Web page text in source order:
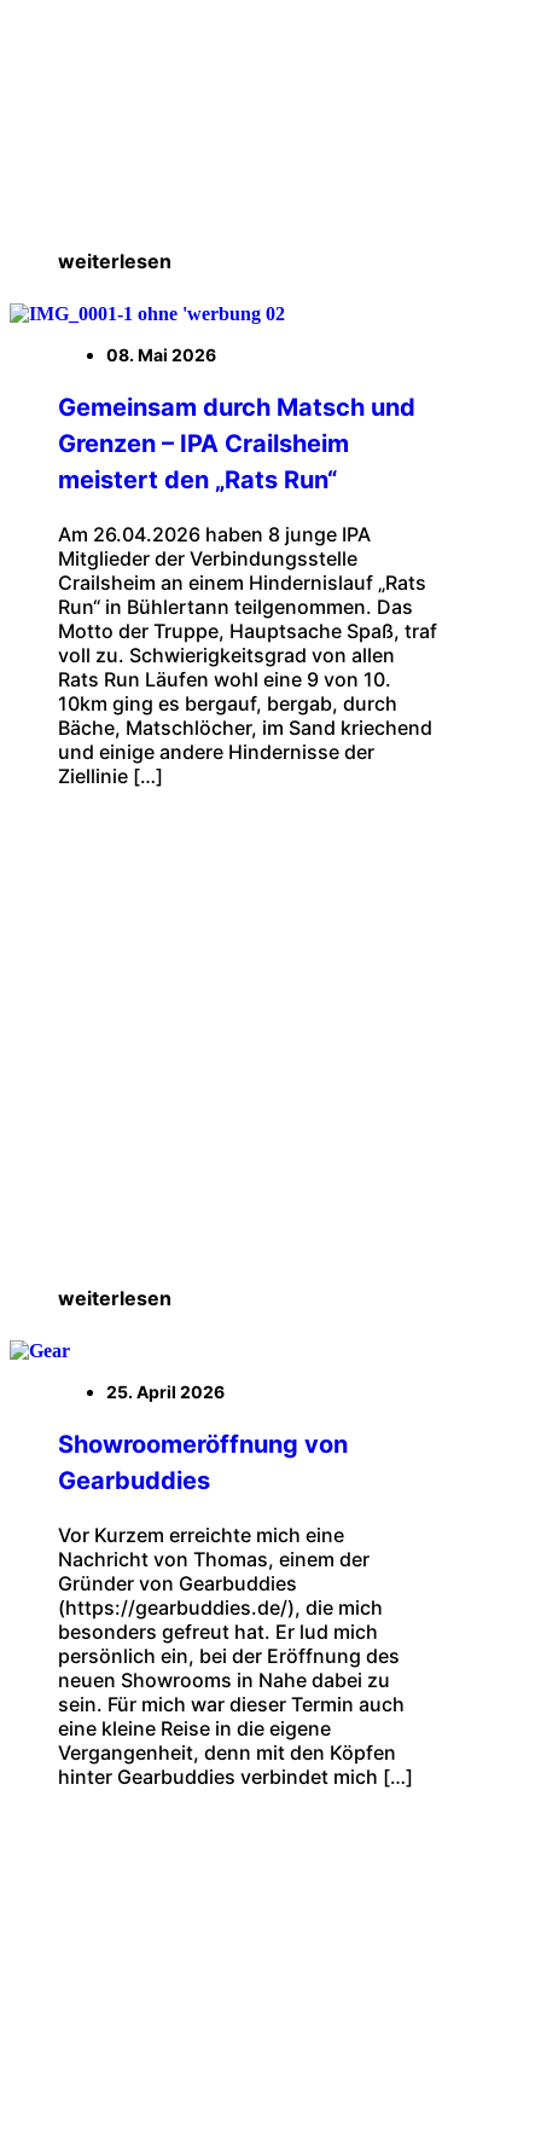
weiterlesen
08. Mai 2026
Gemeinsam durch Matsch und
Grenzen – IPA Crailsheim
meistert den „Rats Run“
Am 26.04.2026 haben 8 junge IPA
Mitglieder der Verbindungsstelle
Crailsheim an einem Hindernislauf „Rats
Run“ in Bühlertann teilgenommen. Das
Motto der Truppe, Hauptsache Spaß, traf
voll zu. Schwierigkeitsgrad von allen
Rats Run Läufen wohl eine 9 von 10.
10km ging es bergauf, bergab, durch
Bäche, Matschlöcher, im Sand kriechend
und einige andere Hindernisse der
Ziellinie […]
weiterlesen
25. April 2026
Showroomeröffnung von
Gearbuddies
Vor Kurzem erreichte mich eine
Nachricht von Thomas, einem der
Gründer von Gearbuddies
(https://gearbuddies.de/), die mich
besonders gefreut hat. Er lud mich
persönlich ein, bei der Eröffnung des
neuen Showrooms in Nahe dabei zu
sein. Für mich war dieser Termin auch
eine kleine Reise in die eigene
Vergangenheit, denn mit den Köpfen
hinter Gearbuddies verbindet mich […]